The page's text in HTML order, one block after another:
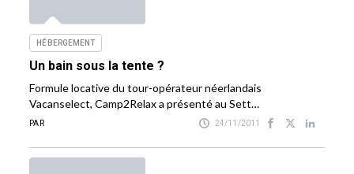
HÉBERGEMENT
Un bain sous la tente ?
Formule locative du tour-opérateur néerlandais
Vacanselect, Camp2Relax a présenté au Sett…
PAR 24/11/2011